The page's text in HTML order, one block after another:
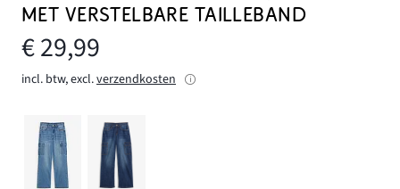
MET VERSTELBARE TAILLEBAND
€ 29,99
incl. btw, excl.verzendkosten